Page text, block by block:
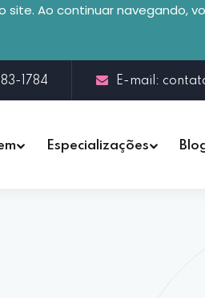
site. Ao continuar navegando,
1784 E-mail:
Especializações